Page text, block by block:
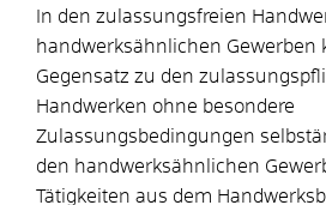
In den zulassungsfreien
handwerksähnlichen Gewerben
Gegensatz zu den
Handwerken ohne besondere
Zulassungsbedingungen
den handwerksähnlichen
Tätigkeiten aus dem